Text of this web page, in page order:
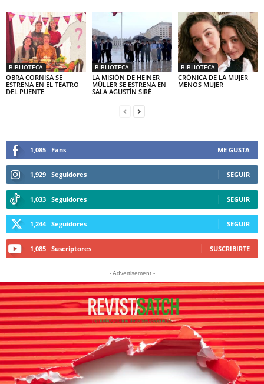
BIBLIOTECA
OBRA CORNISA SE
ESTRENA EN EL TEATRO
DEL PUENTE
BIBLIOTECA
LA MISIÓN DE HEINER
MÜLLER SE ESTRENA EN
SALA AGUSTÍN SIRÉ
BIBLIOTECA
CRÓNICA DE LA MUJER
MENOS MUJER
1,085 Fans ME GUSTA
1,929 Seguidores SEGUIR
1,033 Seguidores SEGUIR
1,244 Seguidores SEGUIR
1,085 Suscriptores SUSCRIBIRTE
- Advertisement -